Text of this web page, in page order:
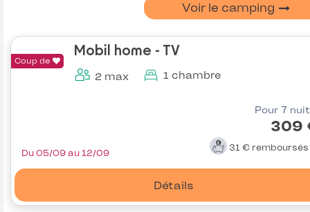
Voir le camping
Coup de
Mobil home - TV
2 max 1 chambre
Pour 7
309
31 € remboursés
Détails
Du 05/09 au 12/09